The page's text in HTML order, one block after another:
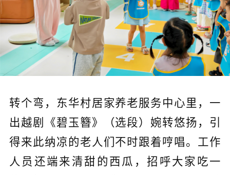
转个弯，东华村居家养老服务中心里，一
出越剧《碧玉簪》（选段）婉转悠扬，引
得来此纳凉的老人们不时跟着哼唱。工作
人员还端来清甜的西瓜，招呼大家吃一